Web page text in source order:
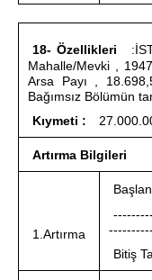
18- Özellikleri
Mahalle/Mevki ,
Arsa Payı ,
Bağımsız Bölümün
Kıymeti :
Artırma Bilgileri
1.Artırma
Bitiş